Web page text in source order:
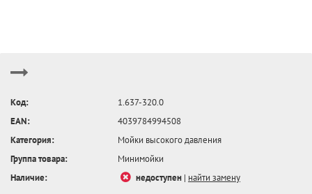
Код:
1.637-320.0
EAN:
4039784994508
Категория:
Мойки высокого давления
Группа товара:
Минимойки
Наличие:
недоступен | найти замену